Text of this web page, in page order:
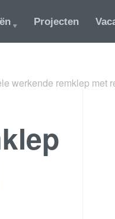
werkende remklep met
Projecten